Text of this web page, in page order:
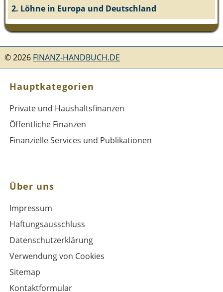
2. Löhne in Europa und Deutschland
©2026 FINANZ-HANDBUCH.DE
Hauptkategorien
Private und Haushaltsfinanzen
Öffentliche Finanzen
Finanzielle Services und Publikationen
Über uns
Impressum
Haftungsausschluss
Datenschutzerklärung
Verwendung von Cookies
Sitemap
Kontaktformular